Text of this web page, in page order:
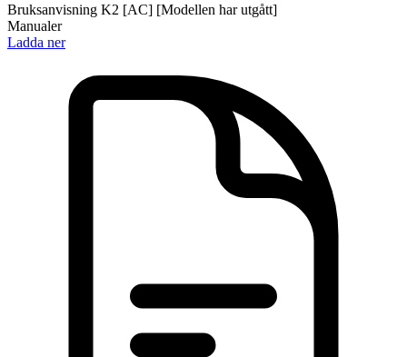
Bruksanvisning K2 [AC] [Modellen har utgått]
Manualer
Ladda ner